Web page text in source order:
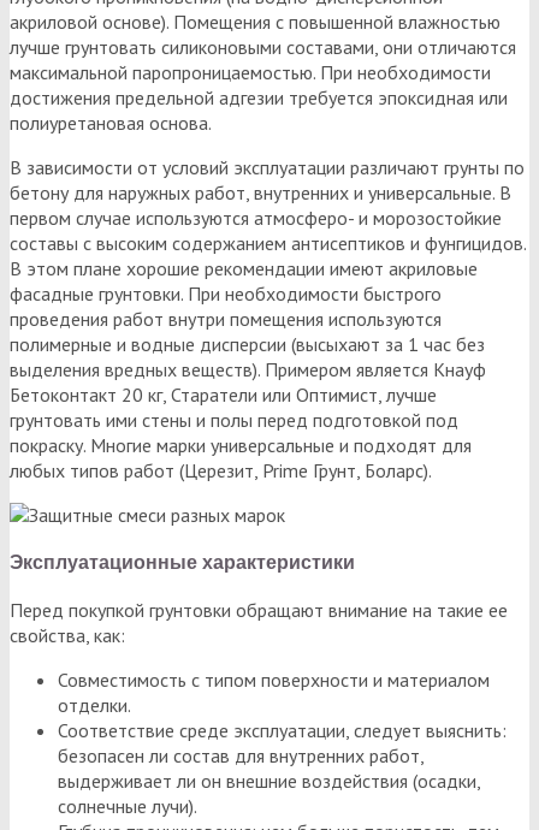
акриловой основе). Помещения с повышенной влажностью
лучше грунтовать силиконовыми составами, они отличаются
максимальной паропроницаемостью. При необходимости
достижения предельной адгезии требуется эпоксидная или
полиуретановая основа.
В зависимости от условий эксплуатации различают грунты по
бетону для наружных работ, внутренних и универсальные. В
первом случае используются атмосферо- и морозостойкие
составы с высоким содержанием антисептиков и фунгицидов.
В этом плане хорошие рекомендации имеют акриловые
фасадные грунтовки. При необходимости быстрого
проведения работ внутри помещения используются
полимерные и водные дисперсии (высыхают за 1 час без
выделения вредных веществ). Примером является Кнауф
Бетоконтакт 20 кг, Старатели или Оптимист, лучше
грунтовать ими стены и полы перед подготовкой под
покраску. Многие марки универсальные и подходят для
любых типов работ (Церезит, Prime Грунт, Боларс).
Эксплуатационные характеристики
Перед покупкой грунтовки обращают внимание на такие ее
свойства, как:
Совместимость с типом поверхности и материалом
отделки.
Соответствие среде эксплуатации, следует выяснить:
безопасен ли состав для внутренних работ,
выдерживает ли он внешние воздействия (осадки,
солнечные лучи).